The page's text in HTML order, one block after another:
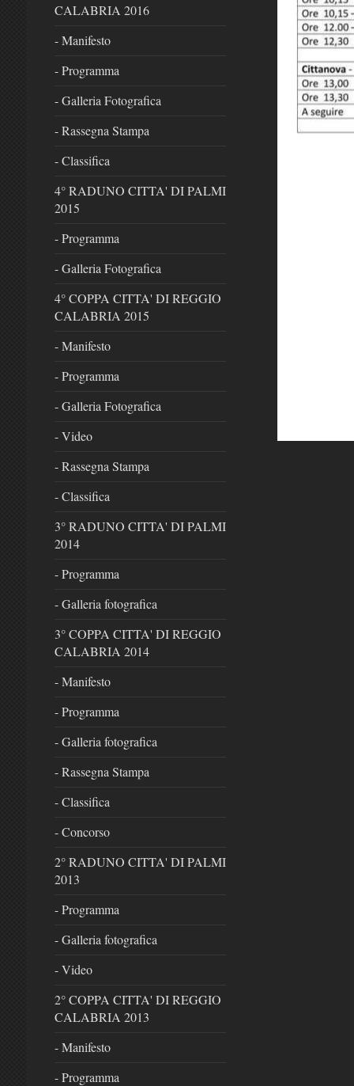
CALABRIA 2016
- Manifesto
- Programma
- Galleria Fotografica
- Rassegna Stampa
- Classifica
4° RADUNO CITTA' DI PALMI
2015
- Programma
- Galleria Fotografica
4° COPPA CITTA' DI REGGIO
CALABRIA 2015
- Manifesto
- Programma
- Galleria Fotografica
- Video
- Rassegna Stampa
- Classifica
3° RADUNO CITTA' DI PALMI
2014
- Programma
- Galleria fotografica
3° COPPA CITTA' DI REGGIO
CALABRIA 2014
- Manifesto
- Programma
- Galleria fotografica
- Rassegna Stampa
- Classifica
- Concorso
2° RADUNO CITTA' DI PALMI
2013
- Programma
- Galleria fotografica
- Video
2° COPPA CITTA' DI REGGIO
CALABRIA 2013
- Manifesto
- Programma